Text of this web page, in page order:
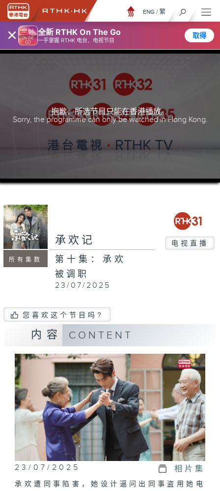
× 全新 RTHK On The Go
一手掌握 RTHK 电台、电视节目
取得
ENG / 繁
抱歉，所选节目只能在香港播放。
Sorry, the programme can only be watched in Hong Kong.
所有集数
承欢记 电视直播
第十集：承欢
被调职
23/07/2025
您喜欢这个节目吗?
内容 CONTENT
23/07/2025 相片集
承欢遭同事陷害，她设计逼问出同事盗用她电